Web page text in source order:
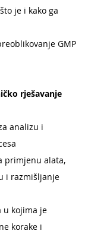
je i kako ga
GMP
rješavanje
analizu i
primjenu alata,
i razmišljanje
u kojima je
korake i